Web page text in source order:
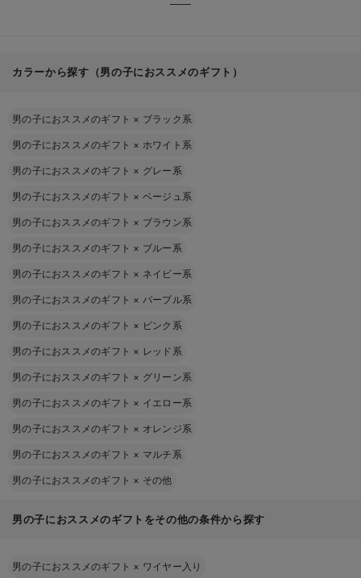
カラーから探す（男の子におススメのギフト）
男の子におススメのギフト × ブラック系
男の子におススメのギフト × ホワイト系
男の子におススメのギフト × グレー系
男の子におススメのギフト × ベージュ系
男の子におススメのギフト × ブラウン系
男の子におススメのギフト × ブルー系
男の子におススメのギフト × ネイビー系
男の子におススメのギフト × パープル系
男の子におススメのギフト × ピンク系
男の子におススメのギフト × レッド系
男の子におススメのギフト × グリーン系
男の子におススメのギフト × イエロー系
男の子におススメのギフト × オレンジ系
男の子におススメのギフト × マルチ系
男の子におススメのギフト × その他
男の子におススメのギフトをその他の条件から探す
男の子におススメのギフト × ワイヤー入り